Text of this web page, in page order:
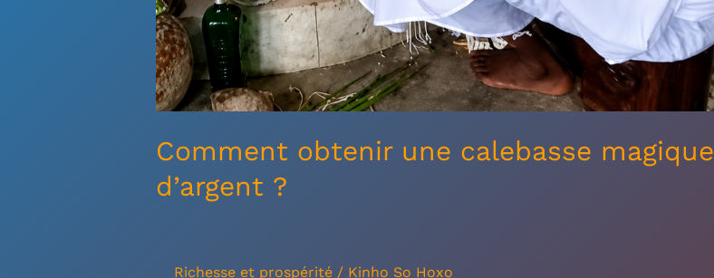
Comment obtenir une calebasse magique
d’argent ?
Richesse et prospérité / Kinho So Hoxo